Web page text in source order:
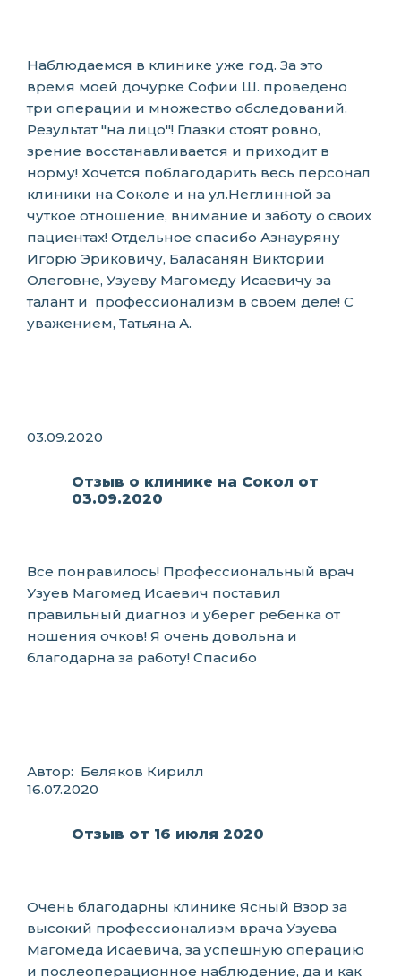
Наблюдаемся в клинике уже год. За это
время моей дочурке Софии Ш. проведено
три операции и множество обследований.
Результат "на лицо"! Глазки стоят ровно,
зрение восстанавливается и приходит в
норму! Хочется поблагодарить весь персонал
клиники на Соколе и на ул.Неглинной за
чуткое отношение, внимание и заботу о своих
пациентах! Отдельное спасибо Азнауряну
Игорю Эриковичу, Баласанян Виктории
Олеговне, Узуеву Магомеду Исаевичу за
талант и профессионализм в своем деле! С
уважением, Татьяна А.
03.09.2020
Отзыв о клинике на Сокол от
03.09.2020
Все понравилось! Профессиональный врач
Узуев Магомед Исаевич поставил
правильный диагноз и уберег ребенка от
ношения очков! Я очень довольна и
благодарна за работу! Спасибо
Автор: Беляков Кирилл
16.07.2020
Отзыв от 16 июля 2020
Очень благодарны клинике Ясный Взор за
высокий профессионализм врача Узуева
Магомеда Исаевича, за успешную операцию
и послеоперационное наблюдение, да и как